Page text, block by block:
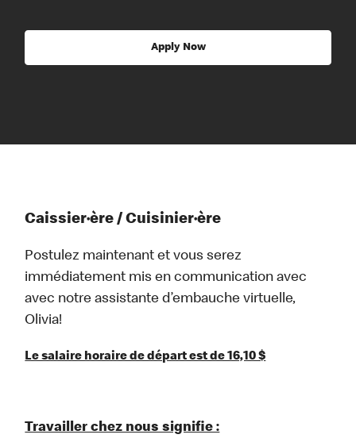
Apply Now
Caissier·ère / Cuisinier·ère
Postulez maintenant et vous serez
immédiatement mis en communication avec
avec notre assistante d’embauche virtuelle,
Olivia!
Le salaire horaire de départ est de 16,10 $
Travailler chez nous signifie :